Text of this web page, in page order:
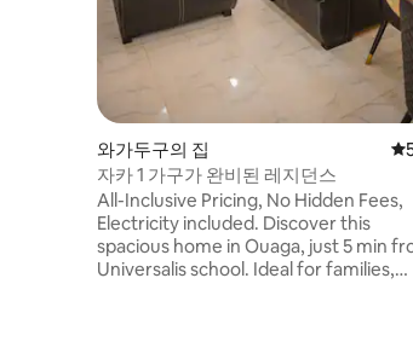
와가두구의 집 평
자카 1 가구가 완비된 레지던스
All-Inclusive Pricing, No Hidden Fees,
Electricity included. Discover this
spacious home in Ouaga, just 5 min
Universalis school. Ideal for families,